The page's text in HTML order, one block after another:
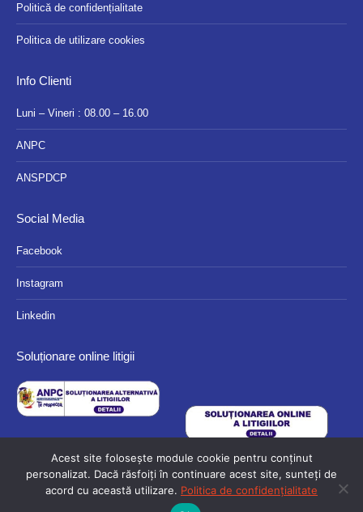
Politică de confidențialitate
Politica de utilizare cookies
Info Clienti
Luni – Vineri : 08.00 – 16.00
ANPC
ANSPDCP
Social Media
Facebook
Instagram
Linkedin
Soluționare online litigii
© 2024 Eurocassa - Toate drepturile rezervate.
Acest site folosește module cookie pentru conținut
personalizat. Dacă răsfoiți în continuare acest site, sunteți de
acord cu această utilizare. Politica de confidențialitate